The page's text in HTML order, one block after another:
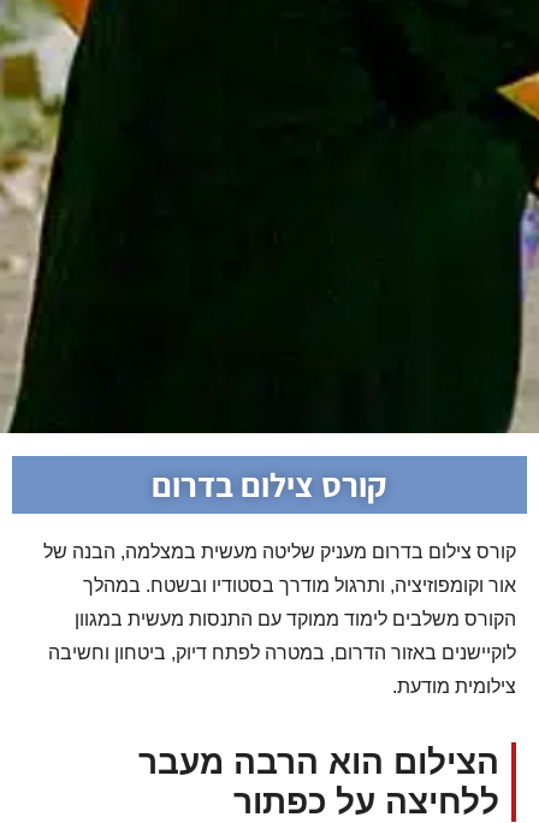
קורס צילום בדרום
קורס צילום בדרום מעניק שליטה מעשית במצלמה, הבנה של
אור וקומפוזיציה, ותרגול מודרך בסטודיו ובשטח. במהלך
הקורס משלבים לימוד ממוקד עם התנסות מעשית במגוון
לוקיישנים באזור הדרום, במטרה לפתח דיוק, ביטחון וחשיבה
צילומית מודעת.
הצילום הוא הרבה מעבר
ללחיצה על כפתור